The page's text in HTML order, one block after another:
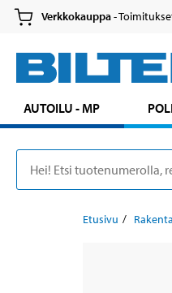
Verkkokauppa-
AUTOILU - MP
Etusivu